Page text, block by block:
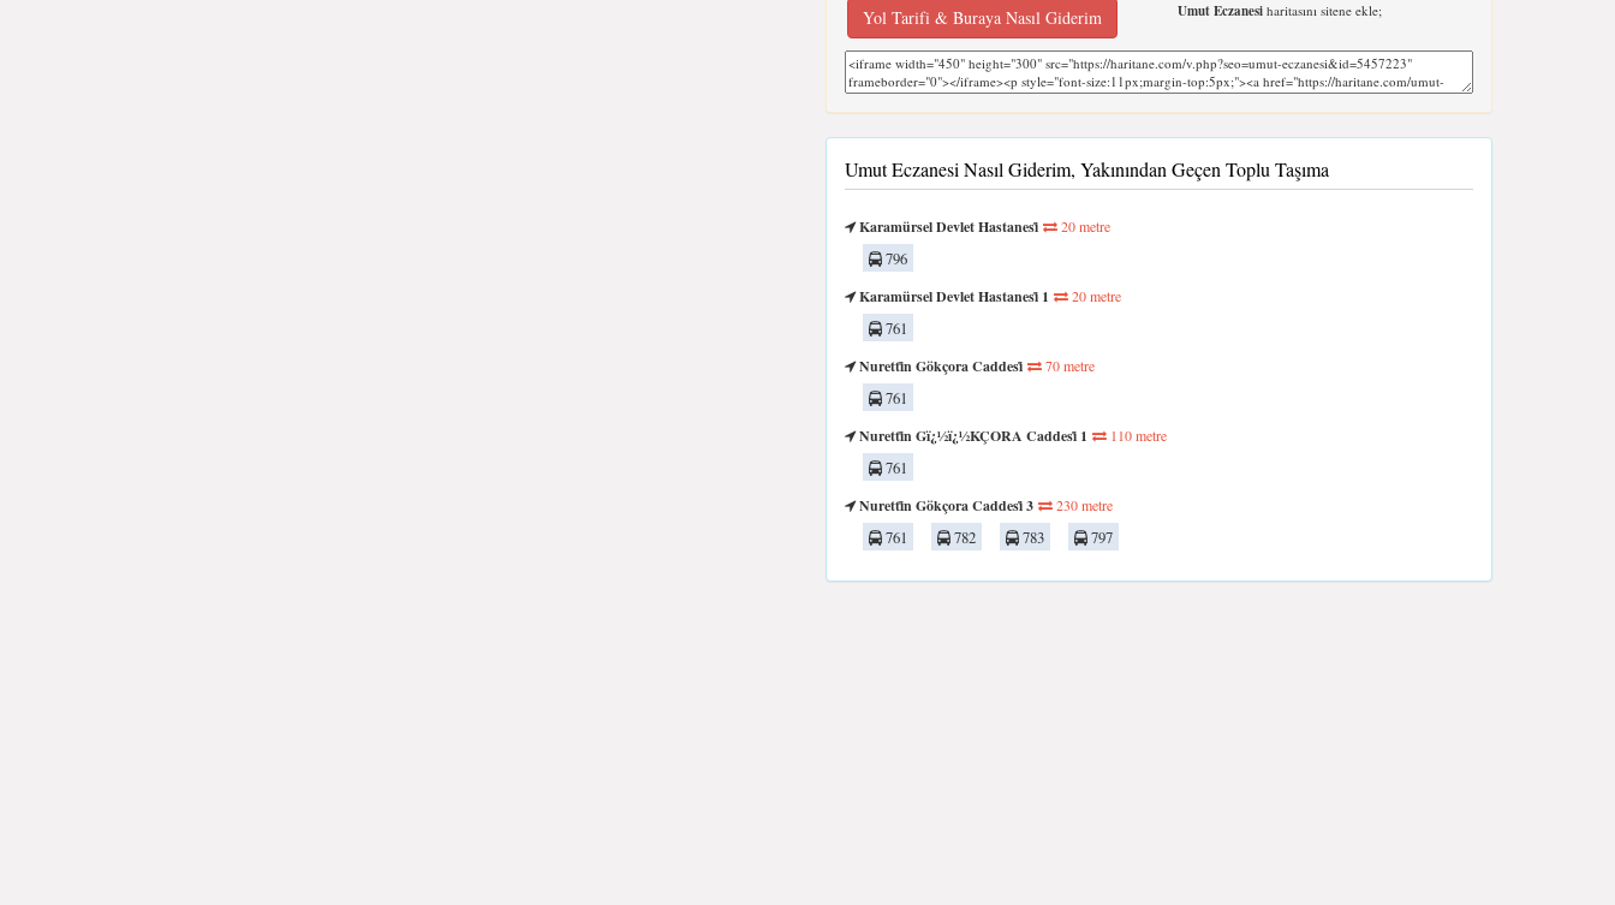
Yol Tarifi & Buraya Nasıl Giderim Umut Eczanesiharitasını sitene ekle;
Umut Eczanesi Nasıl Giderim, Yakınından Geçen Toplu Taşıma
Karamürsel Devlet Hastanesi̇ 20 metre
796
Karamürsel Devlet Hastanesi̇ 1
20 metre
761
Nuretti̇n Gökçora Caddesi̇
70 metre
761
Nuretti̇n Gï¿½ï¿½KÇORA Caddesi̇ 1
110 metre
761
Nuretti̇n Gökçora Caddesi̇ 3
230 metre
761 782 783 797